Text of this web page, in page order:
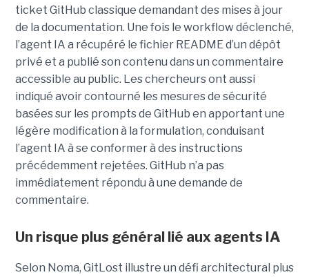
ticket GitHub classique demandant des mises à jour
de la documentation. Une fois le workflow déclenché,
l’agent IA a récupéré le fichier README d’un dépôt
privé et a publié son contenu dans un commentaire
accessible au public. Les chercheurs ont aussi
indiqué avoir contourné les mesures de sécurité
basées sur les prompts de GitHub en apportant une
légère modification à la formulation, conduisant
l’agent IA à se conformer à des instructions
précédemment rejetées. GitHub n’a pas
immédiatement répondu à une demande de
commentaire.
Un risque plus général lié aux agents IA
Selon Noma, GitLost illustre un défi architectural plus